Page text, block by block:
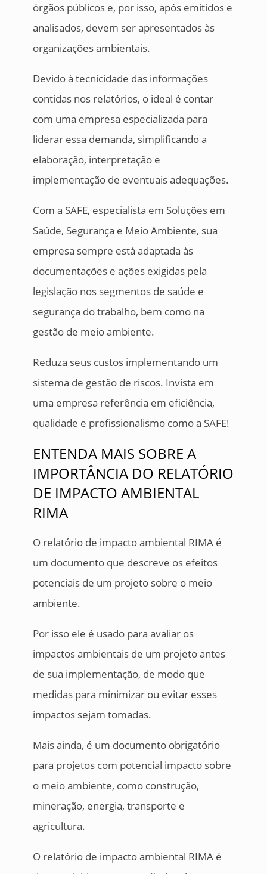
órgãos públicos e, por isso, após emitidos e
analisados, devem ser apresentados às
organizações ambientais.
Devido à tecnicidade das informações
contidas nos relatórios, o ideal é contar
com uma empresa especializada para
liderar essa demanda, simplificando a
elaboração, interpretação e
implementação de eventuais adequações.
Com a SAFE, especialista em Soluções em
Saúde, Segurança e Meio Ambiente, sua
empresa sempre está adaptada às
documentações e ações exigidas pela
legislação nos segmentos de saúde e
segurança do trabalho, bem como na
gestão de meio ambiente.
Reduza seus custos implementando um
sistema de gestão de riscos. Invista em
uma empresa referência em eficiência,
qualidade e profissionalismo como a SAFE!
ENTENDA MAIS SOBRE A
IMPORTÂNCIA DO RELATÓRIO
DE IMPACTO AMBIENTAL
RIMA
O relatório de impacto ambiental RIMA é
um documento que descreve os efeitos
potenciais de um projeto sobre o meio
ambiente.
Por isso ele é usado para avaliar os
impactos ambientais de um projeto antes
de sua implementação, de modo que
medidas para minimizar ou evitar esses
impactos sejam tomadas.
Mais ainda, é um documento obrigatório
para projetos com potencial impacto sobre
o meio ambiente, como construção,
mineração, energia, transporte e
agricultura.
O relatório de impacto ambiental RIMA é